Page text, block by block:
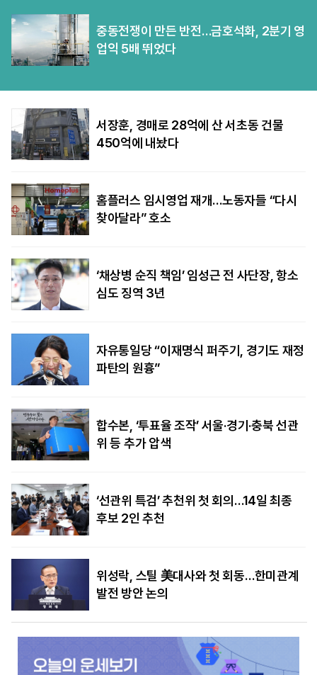
중동전쟁이 만든 반전…금호석화, 2분기 영
업익 5배 뛰었다
서장훈, 경매로 28억에 산 서초동 건물
450억에 내놨다
홈플러스 임시영업 재개…노동자들 “다시
찾아달라” 호소
‘채상병 순직 책임’ 임성근 전 사단장, 항소
심도 징역 3년
자유통일당 “이재명식 퍼주기, 경기도 재정
파탄의 원흉”
합수본, ‘투표율 조작’ 서울·경기·충북 선관
위 등 추가 압색
‘선관위 특검’ 추천위 첫 회의…14일 최종
후보 2인 추천
위성락, 스틸 美대사와 첫 회동…한미관계
발전 방안 논의